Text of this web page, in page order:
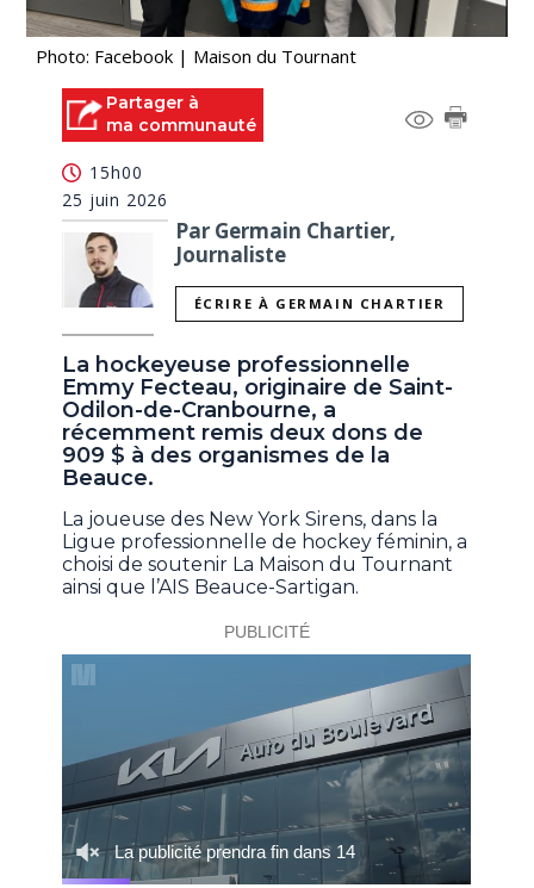
Photo: Facebook | Maison du Tournant
Partager à
ma communauté
15h00
25 juin 2026
Par Germain Chartier,
Journaliste
ÉCRIRE À GERMAIN CHARTIER
La hockeyeuse professionnelle
Emmy Fecteau, originaire de Saint-
Odilon-de-Cranbourne, a
récemment remis deux dons de
909 $ à des organismes de la
Beauce.
La joueuse des New York Sirens, dans la
Ligue professionnelle de hockey féminin, a
choisi de soutenir La Maison du Tournant
ainsi que l’AIS Beauce-Sartigan.